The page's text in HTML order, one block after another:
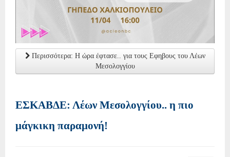
Περισσότερα: Η ώρα έφτασε.. για τους Εφηβους του Λέων
Μεσολογγίου
ΕΣΚΑΒΔΕ: Λέων Μεσολογγίου.. η πιο
μάγκικη παραμονή!